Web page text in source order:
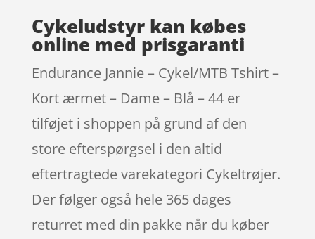
Cykeludstyr kan købes
online med prisgaranti
Endurance Jannie – Cykel/MTB Tshirt –
Kort ærmet – Dame – Blå – 44 er
tilføjet i shoppen på grund af den
store efterspørgsel i den altid
eftertragtede varekategori Cykeltrøjer.
Der følger også hele 365 dages
returret med din pakke når du køber